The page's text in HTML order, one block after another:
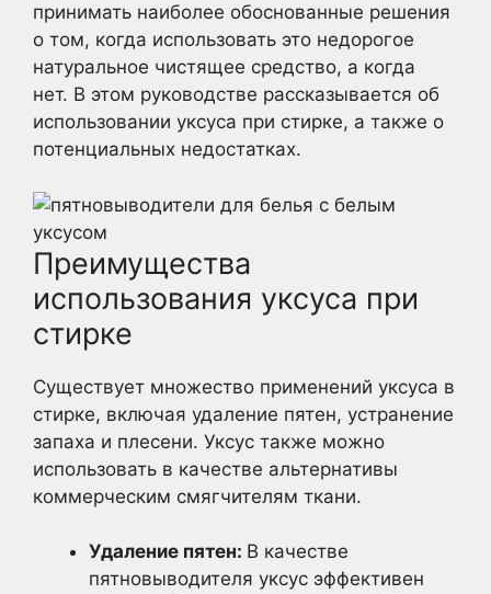
принимать наиболее обоснованные решения
о том, когда использовать это недорогое
натуральное чистящее средство, а когда
нет. В этом руководстве рассказывается об
использовании уксуса при стирке, а также о
потенциальных недостатках.
Преимущества
использования уксуса при
стирке
Существует множество применений уксуса в
стирке, включая удаление пятен, устранение
запаха и плесени. Уксус также можно
использовать в качестве альтернативы
коммерческим смягчителям ткани.
Удаление пятен: В качестве
пятновыводителя уксус эффективен